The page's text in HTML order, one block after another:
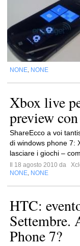
NONE NONE
Xbox live
preview
ShareEcco a voi
di windows phone 7:
lasciare i giochi –
Il 18 agosto 2010 da
NONE NONE
HTC:
Settembre.
Phone 7?